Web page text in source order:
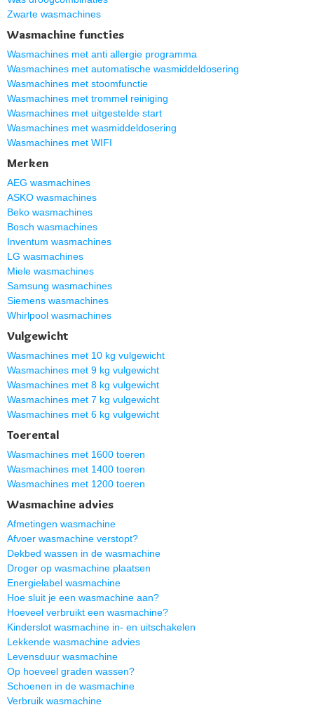
Zwarte wasmachines
Wasmachine functies
Wasmachines met anti allergie programma
Wasmachines met automatische wasmiddeldosering
Wasmachines met stoomfunctie
Wasmachines met trommel reiniging
Wasmachines met uitgestelde start
Wasmachines met wasmiddeldosering
Wasmachines met WIFI
Merken
AEG wasmachines
ASKO wasmachines
Beko wasmachines
Bosch wasmachines
Inventum wasmachines
LG wasmachines
Miele wasmachines
Samsung wasmachines
Siemens wasmachines
Whirlpool wasmachines
Vulgewicht
Wasmachines met 10 kg vulgewicht
Wasmachines met 9 kg vulgewicht
Wasmachines met 8 kg vulgewicht
Wasmachines met 7 kg vulgewicht
Wasmachines met 6 kg vulgewicht
Toerental
Wasmachines met 1600 toeren
Wasmachines met 1400 toeren
Wasmachines met 1200 toeren
Wasmachine advies
Afmetingen wasmachine
Afvoer wasmachine verstopt?
Dekbed wassen in de wasmachine
Droger op wasmachine plaatsen
Energielabel wasmachine
Hoe sluit je een wasmachine aan?
Hoeveel verbruikt een wasmachine?
Kinderslot wasmachine in- en uitschakelen
Lekkende wasmachine advies
Levensduur wasmachine
Op hoeveel graden wassen?
Schoenen in de wasmachine
Verbruik wasmachine